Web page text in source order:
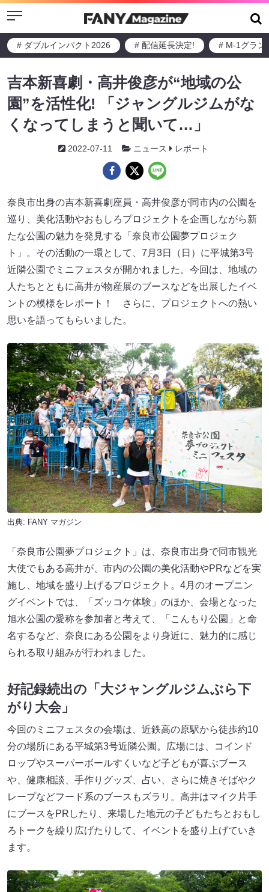
Menu
# ダブルインパクト2026 # 配信延長決定! # M-1グラン
吉本新喜劇・高井俊彦が“地域の公
園”を活性化! 「ジャングルジムがな
くなってしまうと聞いて…」
2022-07-11 ニュース レポート
奈良市出身の吉本新喜劇座員・高井俊彦が同市内の公園を
巡り、美化活動やおもしろプロジェクトを企画しながら新
たな公園の魅力を発見する「奈良市公園夢プロジェク
ト」。その活動の一環として、7月3日（日）に平城第3号
近隣公園でミニフェスタが開かれました。今回は、地域の
人たちとともに高井が物産展のブースなどを出展したイベ
ントの模様をレポート！ さらに、プロジェクトへの熱い
思いを語ってもらいました。
出典: FANY マガジン
「奈良市公園夢プロジェクト」は、奈良市出身で同市観光
大使でもある高井が、市内の公園の美化活動やPRなどを実
施し、地域を盛り上げるプロジェクト。4月のオープニン
グイベントでは、「ズッコケ体験」のほか、会場となった
旭水公園の愛称を参加者と考えて、「こんもり公園」と命
名するなど、奈良にある公園をより身近に、魅力的に感じ
られる取り組みが行われました。
好記録続出の「大ジャングルジムぶら下
がり大会」
今回のミニフェスタの会場は、近鉄高の原駅から徒歩約10
分の場所にある平城第3号近隣公園。広場には、コインド
ロップやスーパーボールすくいなど子どもが喜ぶブース
や、健康相談、手作りグッズ、占い、さらに焼きそばやク
レープなどフード系のブースもズラリ。高井はマイク片手
にブースをPRしたり、来場した地元の子どもたちとおもし
ろトークを繰り広げたりして、イベントを盛り上げていき
ます。